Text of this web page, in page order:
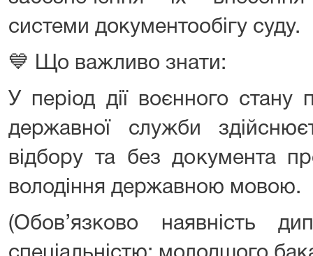
системи документообігу суду.
💙 Що важливо знати:
У період дії воєнного стану
державної служби
відбору та без документа
володіння державною мовою.
(Обов’язково наявність